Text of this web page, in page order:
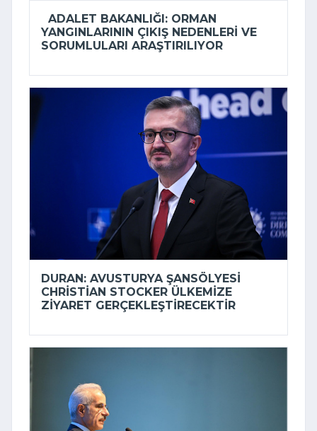
ADALET BAKANLIĞI: ORMAN
YANGINLARININ ÇIKIŞ NEDENLERI VE
SORUMLULARI ARAŞTIRILIYOR
DURAN: AVUSTURYA ŞANSÖLYESI
CHRISTIAN STOCKER ÜLKEMIZE
ZIYARET GERÇEKLEŞTIRECEKTIR